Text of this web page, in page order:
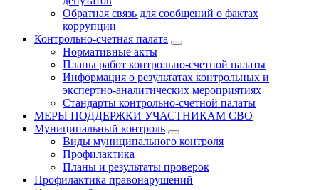
Обратная связь для сообщений о фактах
коррупции
Контрольно-счетная палата
Нормативные акты
Планы работ контрольно-счетной палаты
Информация о результатах контрольных и
экспертно-аналитических мероприятиях
Стандарты контрольно-счетной палаты
МЕРЫ ПОДДЕРЖКИ УЧАСТНИКАМ СВО
Муниципальный контроль
Виды муниципального контроля
Профилактика
Планы и результаты проверок
Профилактика правонарушений